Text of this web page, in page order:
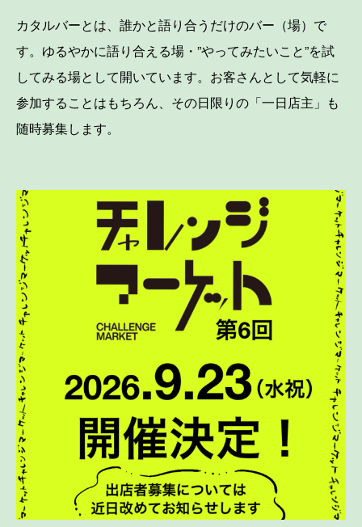
カタルバーとは、誰かと語り合うだけのバー（場）で
す。ゆるやかに語り合える場・”やってみたいこと”を試
してみる場として開いています。お客さんとして気軽に
参加することはもちろん、その日限りの「一日店主」も
随時募集します。